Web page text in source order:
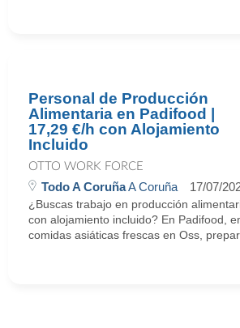
Personal de Producción
Alimentaria en Padifood |
17,29 €/h con Alojamiento
Incluido
OTTO WORK FORCE
Todo A CoruñaA Coruña 17/07/
¿Buscas trabajo en producción
con alojamiento incluido? En Padifood,
comidas asiáticas frescas en Oss,